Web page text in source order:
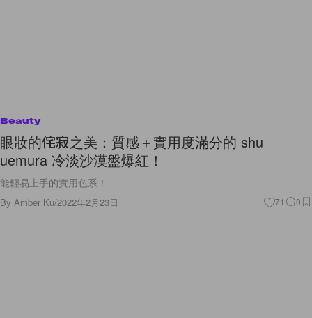
Beauty
眼妝的侘寂之美：質感＋實用度滿分的 shu
uemura 冷淡沙漠盤爆紅！
能輕易上手的實用色系！
By Amber Ku/2022年2月23日 71 0